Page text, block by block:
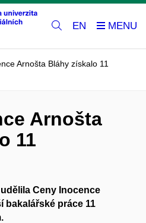
EN
Arnošta Bláhy získalo 11
Arnošta
11
Ceny Inocence
bakalářské práce 11